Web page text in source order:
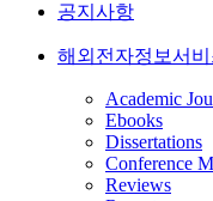
공지사항
해외전자정보서비
Academic
Ebooks
Dissertations
Conference
Reviews